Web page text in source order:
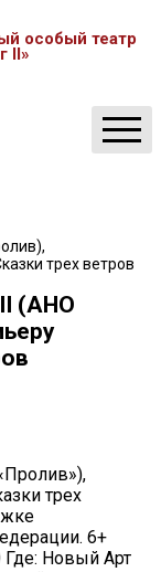
особый театр
II»
Мастерские
Медиатека
Обучение
Афиша
трех ветров
(АНО
трех
6+
Где: Новый Арт